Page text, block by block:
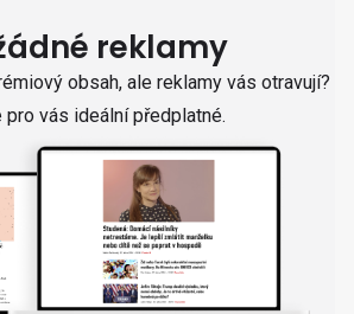
reklamy
obsah, ale reklamy vás otravují?
pro vás ideální předplatné.